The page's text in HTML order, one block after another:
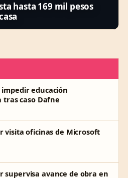
hasta 169 mil pesos
impedir educación
tras caso Dafne
visita oficinas de Microsoft
supervisa avance de obra en